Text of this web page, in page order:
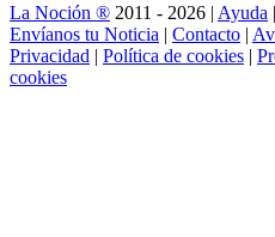
La Noción ® 2011 - 2026 | Ayuda |
Envíanos tu Noticia | Contacto |
Privacidad | Política de cookies |
cookies